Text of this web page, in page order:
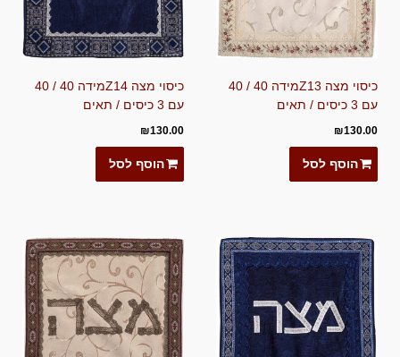
כיסוי מצה Z13מידה 40 / 40
עם 3 כיסים / תאים
₪130.00
הוסף לסל
כיסוי מצה Z14מידה 40 / 40
עם 3 כיסים / תאים
₪130.00
הוסף לסל